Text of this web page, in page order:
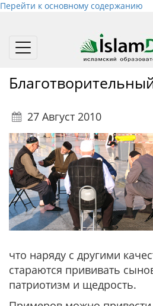
Перейти к основному содержанию
Toggle
27 Август 2010
что наряду с другими
стараются прививать
патриотизм и щедрость.